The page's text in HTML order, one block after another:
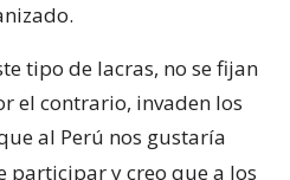
tipo de lacras, no se fijan
el contrario, invaden los
al Perú nos gustaría
participar y creo que a los